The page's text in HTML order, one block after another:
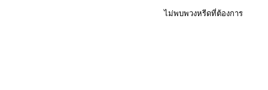
ไม่พบพวงหรีดที่ต้องการ